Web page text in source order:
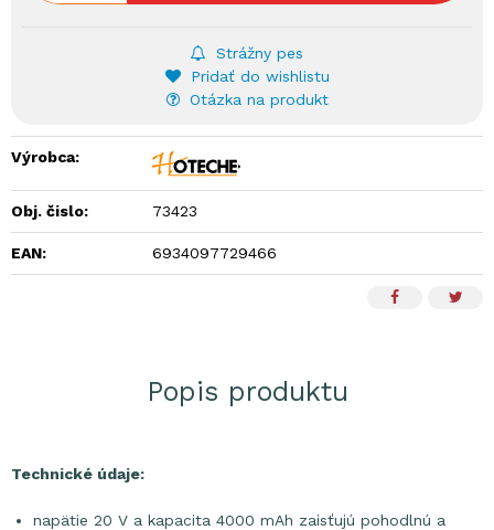
Strážny pes
Pridať do wishlistu
Otázka na produkt
Výrobca:
Obj. čislo: 73423
EAN: 6934097729466
Popis produktu
Technické údaje:
napätie 20 V a kapacita 4000 mAh zaisťujú pohodlnú a